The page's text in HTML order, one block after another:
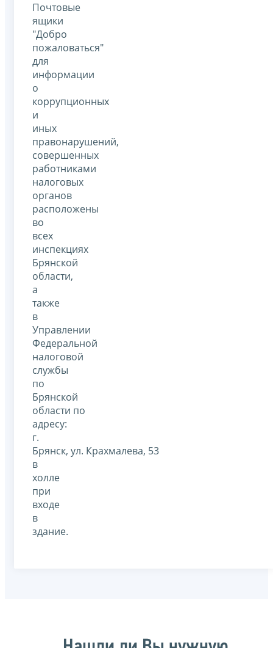
Почтовые
ящики
"Добро
пожаловаться"
для
информации
о
коррупционных
и
иных
правонарушений,
совершенных
работниками
налоговых
органов
расположены
во
всех
инспекциях
Брянской
области,
а
также
в
Управлении
Федеральной
налоговой
службы
по
Брянской
области по
адресу:
г.
Брянск, ул. Крахмалева, 53
в
холле
при
входе
в
здание.